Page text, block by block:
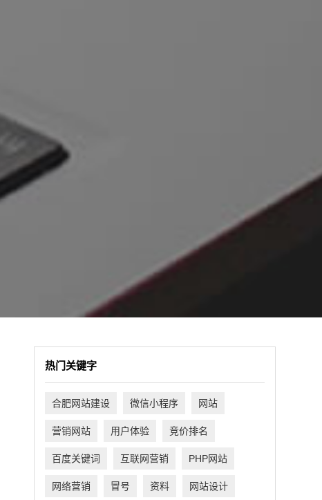
热门关键字
合肥网站建设 微信小程序 网站
营销网站 用户体验 竞价排名
百度关键词 互联网营销 PHP网站
网络营销 冒号 资料 网站设计